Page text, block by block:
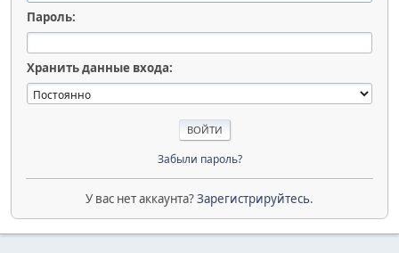
Пароль:
Хранить данные входа:
Забыли пароль?
У вас нет аккаунта?Зарегистрируйтесь.